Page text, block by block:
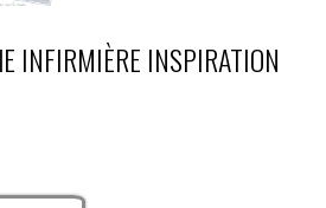
INFIRMIÈRE INSPIRATION